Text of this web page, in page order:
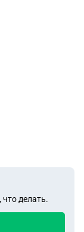
делать.